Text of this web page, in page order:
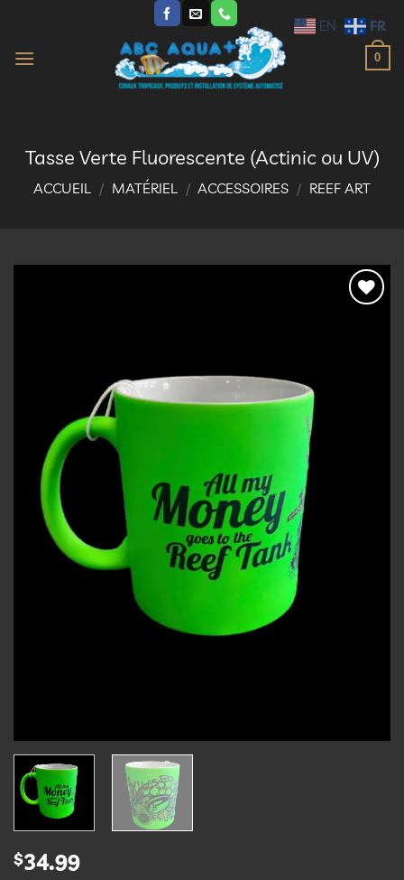
contenu
0
Tasse Verte Fluorescente (Actinic ou UV)
ACCUEIL / MATÉRIEL / ACCESSOIRES / REEF ART
$34.99
EN FR